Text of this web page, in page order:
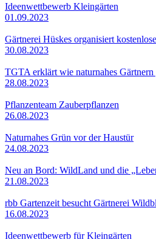
Ideenwettbewerb Kleingärten
01.09.2023
Gärtnerei Hüskes organisiert
30.08.2023
TGTA erklärt wie naturnahes Gärtnern
28.08.2023
Pflanzenteam Zauberpflanzen
26.08.2023
Naturnahes Grün vor der Haustür
24.08.2023
Neu an Bord: WildLand und die
21.08.2023
rbb Gartenzeit besucht Gärtnerei
16.08.2023
Ideenwettbewerb für Kleingärten